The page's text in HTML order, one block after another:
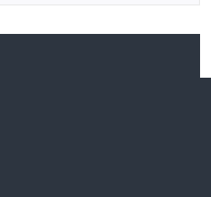
сард 1,439.2 кг үнэт